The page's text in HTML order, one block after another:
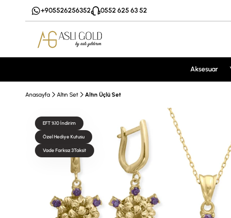
+905526256352 0552 625 63 52
Aksesuar
Anasayfa Altın Set Altın Üçlü Set
EFT %10 İndirim
Özel Hediye Kutusu
Vade Farksız 3Taksit